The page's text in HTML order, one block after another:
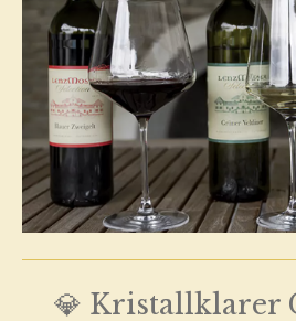
💎 Kristallklarer